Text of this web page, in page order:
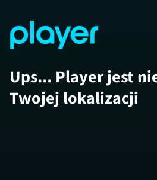
Ups... Player jest
Twojej lokalizacji